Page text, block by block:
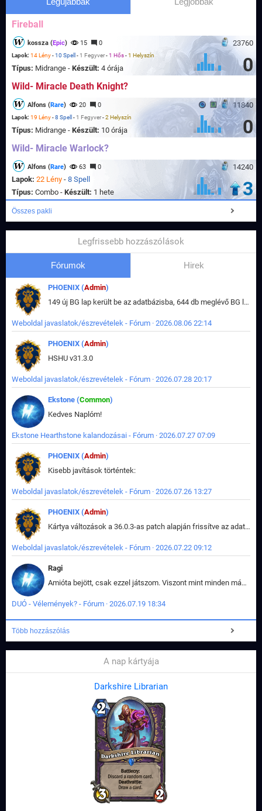
Fireball
23760
kossza (Epic) 15 0
Lapok: 14 Lény-10 Spell - 1 Fegyver-1 Hős-1 Helyszín
Típus: Midrange - Készült: 4 órája 0
Wild- Miracle Death Knight?
11840
Alfons (Rare) 20 0
Lapok: 19 Lény-8 Spell - 1 Fegyver-2 Helyszín
Típus: Midrange - Készült: 10 órája 0
Wild- Miracle Warlock?
14240
Alfons (Rare) 63 0
Lapok: 22 Lény - 8 Spell
Típus: Combo - Készült: 1 hete 3
Összes pakli
Legfrissebb hozzászólások
Fórumok Hirek
PHOENIX (Admin)
149 új BG lap került be az adatbázisba, 644 db meglévő BG lap módosult, bekerültek az új képek a megváltozott lapokhoz is.
Weboldal javaslatok/észrevételek - Fórum · 2026.08.06 22:14
PHOENIX (Admin)
HSHU v31.3.0
Weboldal javaslatok/észrevételek - Fórum · 2026.07.28 20:17
Ekstone (Common)
Kedves Naplóm!
Ekstone Hearthstone kalandozásai - Fórum · 2026.07.27 07:09
PHOENIX (Admin)
Kisebb javítások történtek:
Weboldal javaslatok/észrevételek - Fórum · 2026.07.26 13:27
PHOENIX (Admin)
Kártya változások a 36.0.3-as patch alapján frissítve az adatbázisban (képek is cserélve).
Weboldal javaslatok/észrevételek - Fórum · 2026.07.22 09:12
Ragi
Amióta bejött, csak ezzel játszom. Viszont mint minden más - akár az alapjáték is, ez is baromira összetett lett. Néha már pár kör után is esélytelen az egész. Vagy irreállisan túltápol valaki, vagy lelép a partner, vagy csak hülye mint a segg. És amikor eljönne az én időm, na akkor jön el mindenki másé is. Engem jobban érdekelne, hogy ki milyen ratingen szokott játszani. Na ez lenne egy érdekes adat.
DUÓ - Vélemények? - Fórum · 2026.07.19 18:34
Több hozzászólás
A nap kártyája
Darkshire Librarian